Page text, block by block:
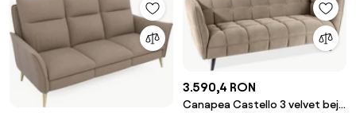
3.590,4 RON
Canapea Castello 3 velvet bej